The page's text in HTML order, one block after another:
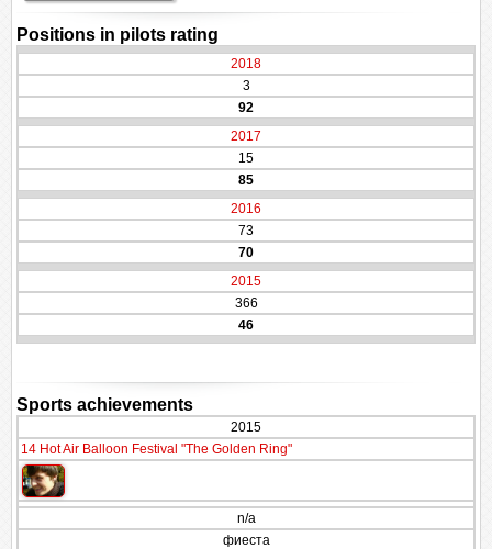
Positions in pilots rating
2018
3
92
2017
15
85
2016
73
70
2015
366
46
Sports achievements
2015
14 Hot Air Balloon Festival "The Golden Ring"
n/a
фиеста